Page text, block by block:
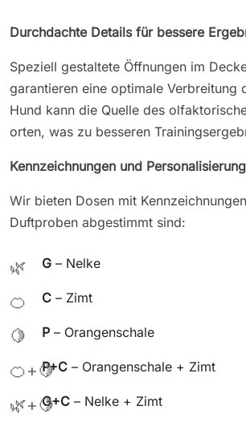
Durchdachte Details für bessere
Speziell gestaltete Öffnungen im
garantieren eine optimale Verbreitung
Hund kann die Quelle des
orten, was zu besseren
Kennzeichnungen und Personalisierung
Wir bieten Dosen mit
Duftproben abgestimmt sind:
🌿 G – Nelke
🍊 C – Zimt
🍋 P – Orangenschale
🍊+🍋P+C – Orangenschale + Zimt
🌿+🍋G+C – Nelke + Zimt